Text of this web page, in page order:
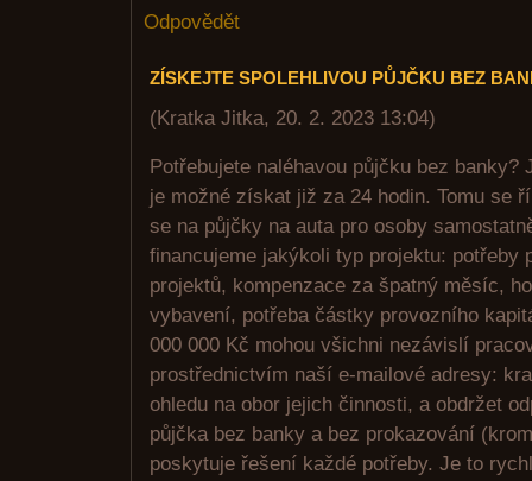
Odpovědět
ZÍSKEJTE SPOLEHLIVOU PŮJČKU BEZ
(Kratka Jitka, 20. 2. 2023 13:04)
Potřebujete naléhavou půjčku bez
je možné získat již za 24 hodin. Tomu se
se na půjčky na auta pro osoby
financujeme jakýkoli typ projektu: potřeby
projektů, kompenzace za špatný měsíc,
vybavení, potřeba částky provozního
000 000 Kč mohou všichni nezávislí
prostřednictvím naší e-mailové adresy:
ohledu na obor jejich činnosti, a obdržet
půjčka bez banky a bez prokazování
poskytuje řešení každé potřeby. Je to